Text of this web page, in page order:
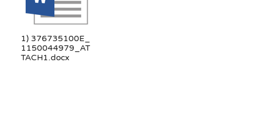
1) 376735100E_
1150044979_AT
TACH1.docx